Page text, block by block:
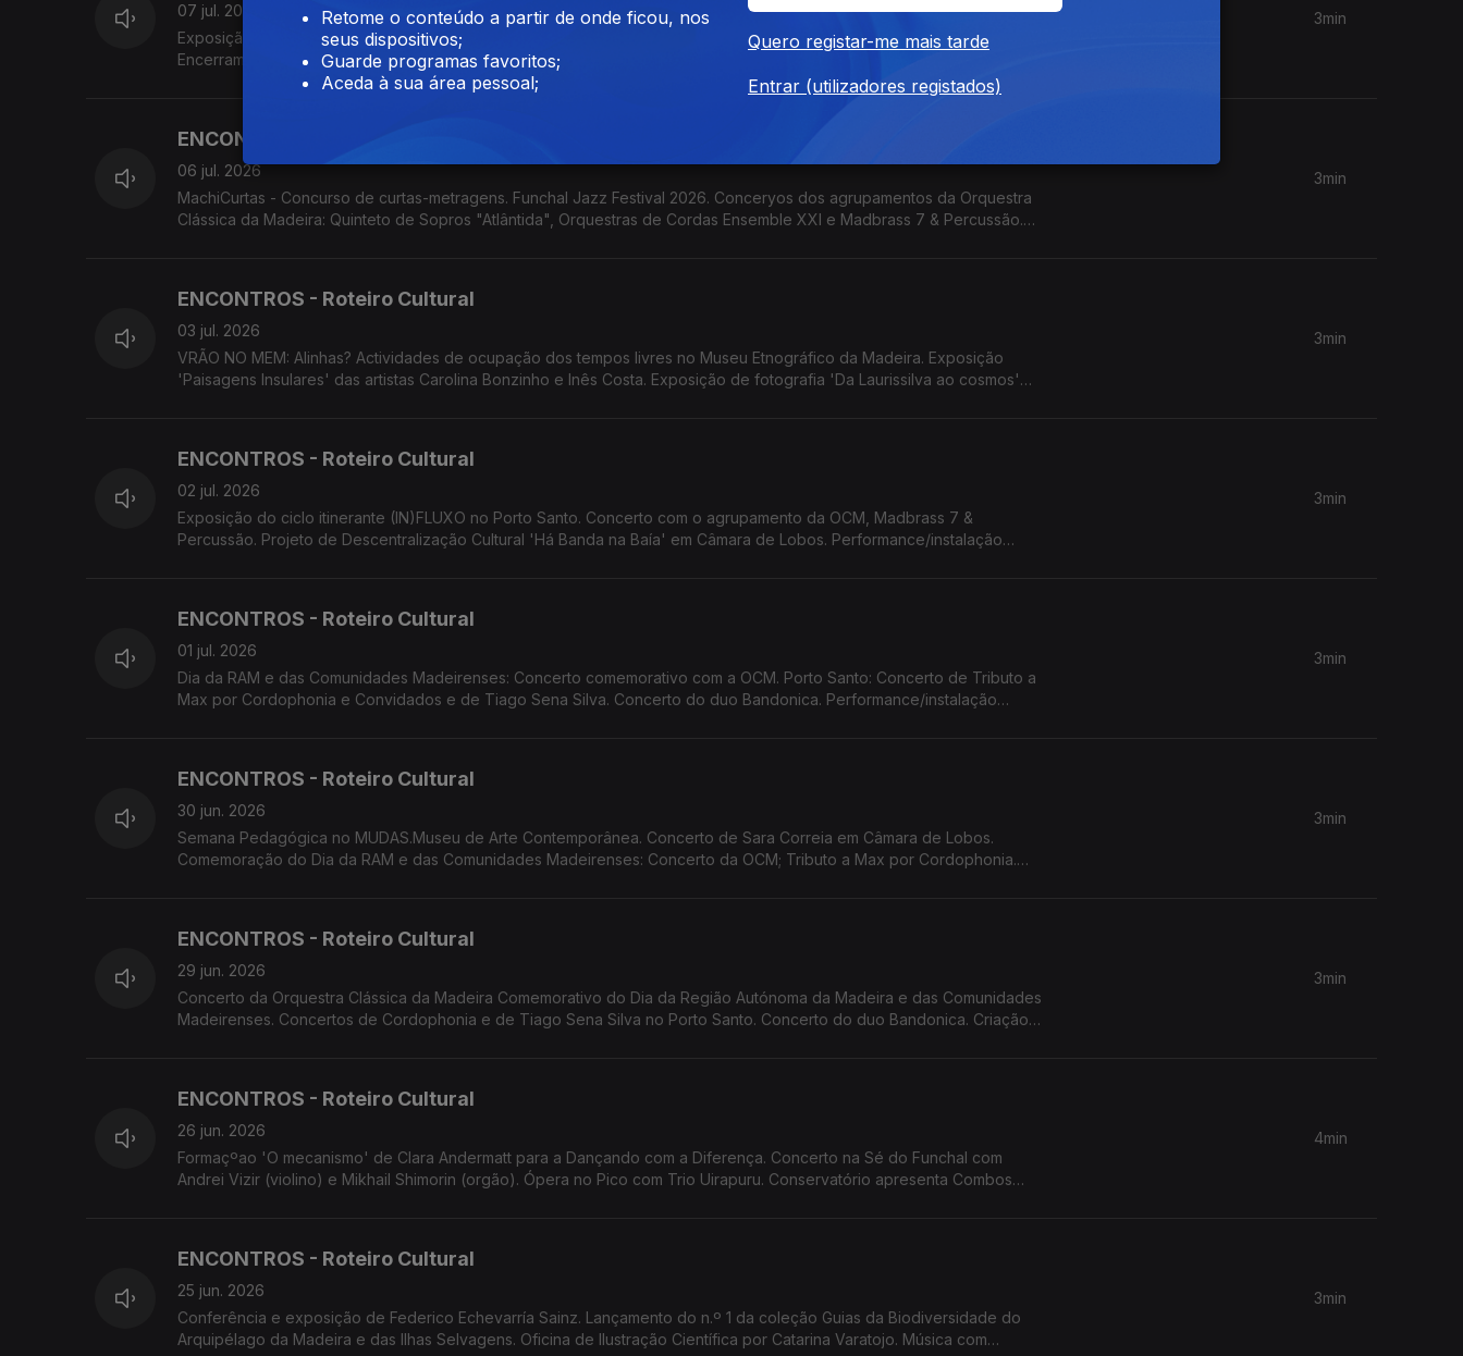
07 jul. 2026
Exposição 'I Am That: Geometry, Color and Lines' de Pedro Vale. Funchal Jazz Festival 2026. Concerto de
Encerramento do Ano Letivo do Conservatório Escola das Artes da Madeira. Concerto de Encerramento do Projeto
Assimetrias Musicais 2026. Associação Cultural 4Litro apresenta 'O Que Tem Uma Mala?'
3min
ENCONTROS - Roteiro Cultural
06 jul. 2026
MachiCurtas - Concurso de curtas-metragens. Funchal Jazz Festival 2026. Conceryos dos agrupamentos da Orquestra
Clássica da Madeira: Quinteto de Sopros "Atlântida", Orquestras de Cordas Ensemble XXI e Madbrass 7 & Percussão.
3min
ENCONTROS - Roteiro Cultural
03 jul. 2026
VRÃO NO MEM: Alinhas? Actividades de ocupação dos tempos livres no Museu Etnográfico da Madeira. Exposição
'Paisagens Insulares' das artistas Carolina Bonzinho e Inês Costa. Exposição de fotografia 'Da Laurissilva ao cosmos'
3min
ENCONTROS - Roteiro Cultural
02 jul. 2026
Exposição do ciclo itinerante (IN)FLUXO no Porto Santo. Concerto com o agrupamento da OCM, Madbrass 7 &
Percussão. Projeto de Descentralização Cultural 'Há Banda na Baía' em Câmara de Lobos. Performance/instalação
3min
ENCONTROS - Roteiro Cultural
01 jul. 2026
Dia da RAM e das Comunidades Madeirenses: Concerto comemorativo com a OCM. Porto Santo: Concerto de Tributo a
Max por Cordophonia e Convidados e de Tiago Sena Silva. Concerto do duo Bandonica. Performance/instalação
3min
ENCONTROS - Roteiro Cultural
30 jun. 2026
Semana Pedagógica no MUDAS.Museu de Arte Contemporânea. Concerto de Sara Correia em Câmara de Lobos.
Comemoração do Dia da RAM e das Comunidades Madeirenses: Concerto da OCM; Tributo a Max por Cordophonia.
3min
ENCONTROS - Roteiro Cultural
29 jun. 2026
Concerto da Orquestra Clássica da Madeira Comemorativo do Dia da Região Autónoma da Madeira e das Comunidades
Madeirenses. Concertos de Cordophonia e de Tiago Sena Silva no Porto Santo. Concerto do duo Bandonica. Criação
3min
ENCONTROS - Roteiro Cultural
26 jun. 2026
Formaçºao 'O mecanismo' de Clara Andermatt para a Dançando com a Diferença. Concerto na Sé do Funchal com
Andrei Vizir (violino) e Mikhail Shimorin (orgão). Ópera no Pico com Trio Uirapuru. Conservatório apresenta Combos
4min
ENCONTROS - Roteiro Cultural
25 jun. 2026
Conferência e exposição de Federico Echevarría Sainz. Lançamento do n.º 1 da coleção Guias da Biodiversidade do
Arquipélago da Madeira e das Ilhas Selvagens. Oficina de Ilustração Científica por Catarina Varatojo. Música com
3min
Retome o conteúdo a partir de onde ficou, nos
seus dispositivos;
Guarde programas favoritos;
Aceda à sua área pessoal;
Quero registar-me mais tarde
Entrar (utilizadores registados)